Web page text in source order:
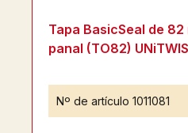
Tapa BasicSeal de
panal (TO82)
Nº de artículo 1011081